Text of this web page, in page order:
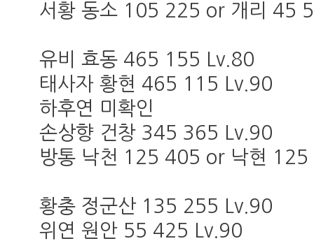
서황 동소 105 225 or 개리 45
유비 효동 465 155 Lv.80
태사자 황현 465 115 Lv.90
하후연 미확인
손상향 건창 345 365 Lv.90
방통 낙천 125 405 or 낙현
황충 정군산 135 255 Lv.90
위연 원안 55 425 Lv.90